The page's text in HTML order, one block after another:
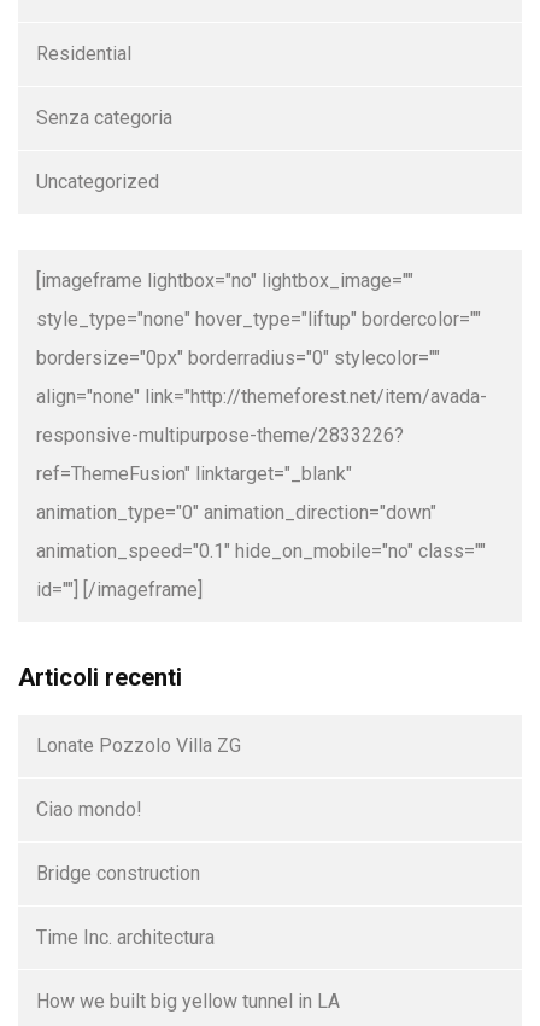
Residential
Senza categoria
Uncategorized
[imageframe lightbox="no" lightbox_image=""
style_type="none" hover_type="liftup" bordercolor=""
bordersize="0px" borderradius="0" stylecolor=""
align="none" link="http://themeforest.net/item/avada-
responsive-multipurpose-theme/2833226?
ref=ThemeFusion" linktarget="_blank"
animation_type="0" animation_direction="down"
animation_speed="0.1" hide_on_mobile="no" class=""
id=""]
[/imageframe]
Articoli recenti
Lonate Pozzolo Villa ZG
Ciao mondo!
Bridge construction
Time Inc. architectura
How we built big yellow tunnel in LA